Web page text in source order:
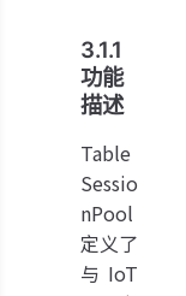
3.1.1
功能
描述
Table
Sessio
nPool
定义了
与IoT